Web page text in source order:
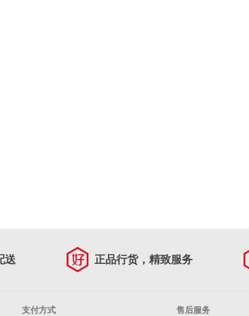
送 正品行货，精致服务
支付方式 售后服务